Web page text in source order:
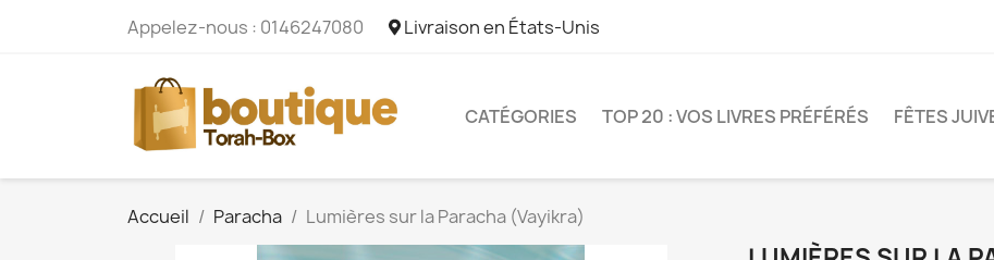
Appelez-nous : 0146247080 Livraison en États-Unis
CATÉGORIES TOP 20 : VOS LIVRES PRÉFÉRÉS FÊTES
Accueil Paracha Lumières sur la Paracha (Vayikra)